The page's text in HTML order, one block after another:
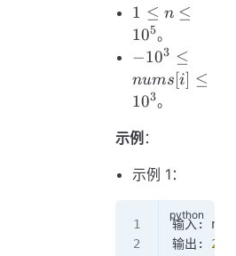
1 \le n
\le
10^{5}
1 ≤ n ≤
105。
-10^{3}
\le
nums[i]
10^{3}
−103 ≤
nums[i] ≤
103。
示例 ：
示例 1：
输入:
输出: 26